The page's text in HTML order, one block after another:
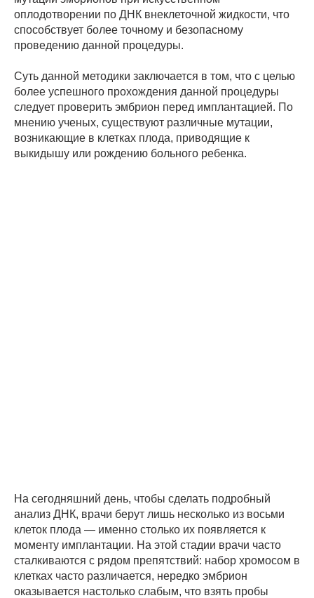
оплодотворении по ДНК внеклеточной жидкости, что
способствует более точному и безопасному
проведению данной процедуры.
Суть данной методики заключается в том, что с целью
более успешного прохождения данной процедуры
следует проверить эмбрион перед имплантацией. По
мнению ученых, существуют различные мутации,
возникающие в клетках плода, приводящие к
выкидышу или рождению больного ребенка.
На сегодняшний день, чтобы сделать подробный
анализ ДНК, врачи берут лишь несколько из восьми
клеток плода — именно столько их появляется к
моменту имплантации. На этой стадии врачи часто
сталкиваются с рядом препятствий: набор хромосом в
клетках часто различается, нередко эмбрион
оказывается настолько слабым, что взять пробы